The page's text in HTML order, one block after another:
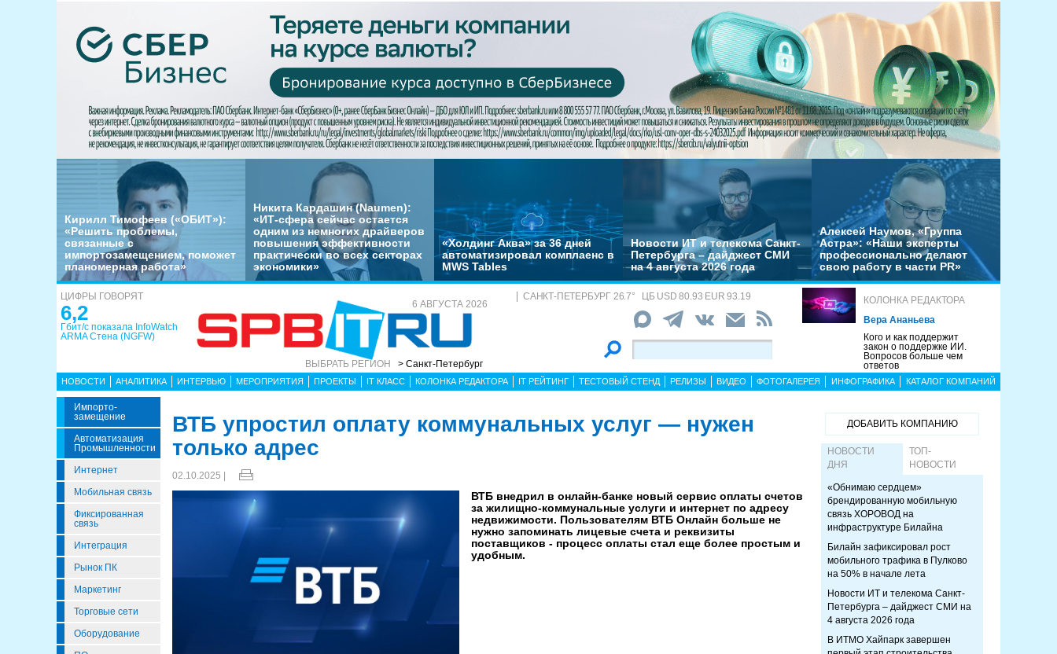
Кирилл Тимофеев («ОБИТ»):
«Решить проблемы,
связанные с
импортозамещением, поможет
планомерная работа»
Никита Кардашин (Naumen):
«ИТ-сфера сейчас остается
одним из немногих драйверов
повышения эффективности
практически во всех секторах
экономики»
«Холдинг Аква» за 36 дней
автоматизировал комплаенс в
MWS Tables
Новости ИТ и телекома Санкт-
Петербурга – дайджест СМИ
на 4 августа 2026 года
Алексей Наумов, «Группа
Астра»: «Наши эксперты
профессионально делают
свою работу в части PR»
ЦИФРЫ ГОВОРЯТ
6,2
Гбит/с показала InfoWatch
ARMA Стена (NGFW)
6 АВГУСТА 2026
ВЫБРАТЬ РЕГИОН > Санкт-Петербург
САНКТ-ПЕТЕРБУРГ 26.7° ЦБ USD 80.93 EUR 93.19
КОЛОНКА РЕДАКТОРА
Вера Ананьева
Кого и как поддержит
закон о поддержке ИИ.
Вопросов больше чем
ответов
НОВОСТИ АНАЛИТИКА ИНТЕРВЬЮ МЕРОПРИЯТИЯ ПРОЕКТЫ IT КЛАСС КОЛОНКА РЕДАКТОРА IT РЕЙТИНГ ТЕСТОВЫЙ СТЕНД РЕЛИЗЫ ВИДЕО ФОТОГАЛЕРЕЯ ИНФОГРАФИКА КАТАЛОГ КОМПАНИЙ
Импорто­
Замещение
Автоматизация
Промышленности
Интернет
Мобильная связь
Фиксированная
связь
Интеграция
Рынок ПК
Маркетинг
Торговые сети
Оборудование
ВТБ упростил оплату коммунальных услуг — нужен
только адрес
02.10.2025 |
ВТБ внедрил в онлайн-банке новый сервис оплаты счетов
за жилищно-коммунальные услуги и интернет по адресу
недвижимости. Пользователям ВТБ Онлайн больше не
нужно запоминать лицевые счета и реквизиты
поставщиков - процесс оплаты стал еще более простым и
удобным.
ДОБАВИТЬ КОМПАНИЮ
НОВОСТИ
ДНЯ
ТОП-
НОВОСТИ
«Обнимаю сердцем»
брендированную мобильную
связь ХОРОВОД на
инфраструктуре Билайна
Билайн зафиксировал рост
мобильного трафика в Пулково
на 50% в начале лета
Новости ИТ и телекома Санкт-
Петербурга – дайджест СМИ на
4 августа 2026 года
В ИТМО Хайпарк завершен